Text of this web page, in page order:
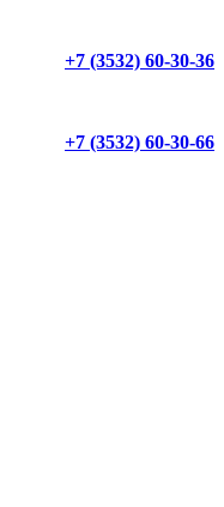
+7 (3532) 60-30-36
+7 (3532) 60-30-66